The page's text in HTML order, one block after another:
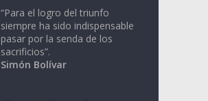
“Para el logro del triunfo
siempre ha sido indispensable
pasar por la senda de los
sacrificios”.
Simón Bolívar